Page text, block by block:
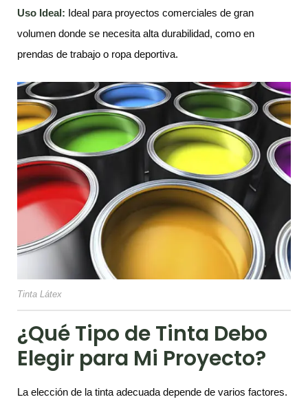
Uso Ideal: Ideal para proyectos comerciales de gran
volumen donde se necesita alta durabilidad, como en
prendas de trabajo o ropa deportiva.
Tinta Látex
¿Qué Tipo de Tinta Debo
Elegir para Mi Proyecto?
La elección de la tinta adecuada depende de varios factores.